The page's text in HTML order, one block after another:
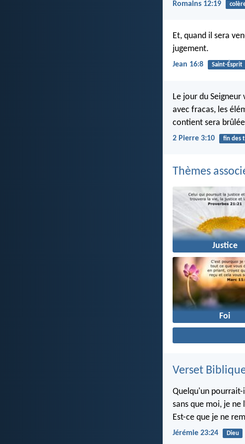
Romains 12:19
Et, quand il sera
jugement.
Jean 16:8 Saint-Ésprit
Le jour du
avec fracas, les
contient sera
2 Pierre 3:10 fin des
Thèmes
Justice
Foi
Verset
Quelqu'un pourrait-
sans que moi, je
Est-ce que je ne
Jérémie 23:24 Dieu